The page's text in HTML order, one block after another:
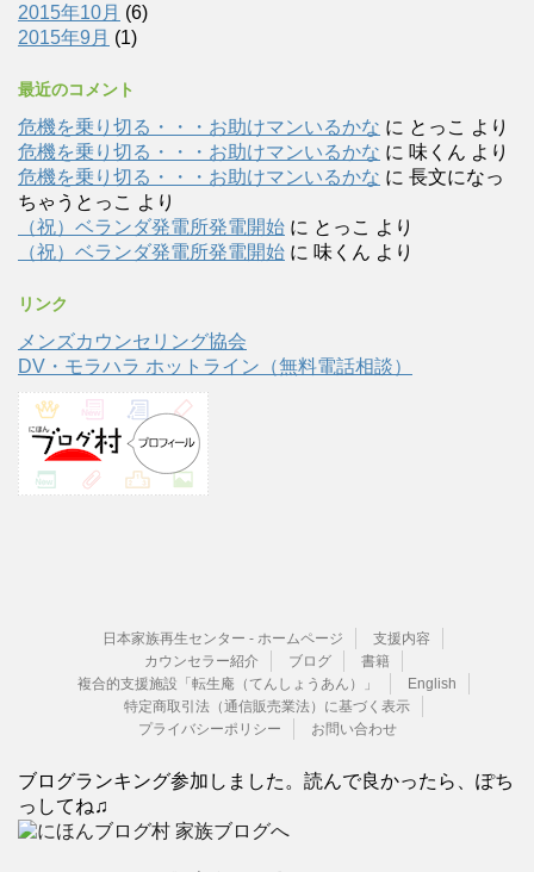
2015年10月 (6)
2015年9月 (1)
最近のコメント
危機を乗り切る・・・お助けマンいるかな に とっこ より
危機を乗り切る・・・お助けマンいるかな に 味くん より
危機を乗り切る・・・お助けマンいるかな に 長文になっ
ちゃうとっこ より
（祝）ベランダ発電所発電開始 に とっこ より
（祝）ベランダ発電所発電開始 に 味くん より
リンク
メンズカウンセリング協会
DV・モラハラ ホットライン（無料電話相談）
日本家族再生センター - ホームページ
支援内容
カウンセラー紹介
ブログ
書籍
複合的支援施設「転生庵（てんしょうあん）」
English
特定商取引法（通信販売業法）に基づく表示
プライバシーポリシー
お問い合わせ
ブログランキング参加しました。読んで良かったら、ぽち
っしてね♫